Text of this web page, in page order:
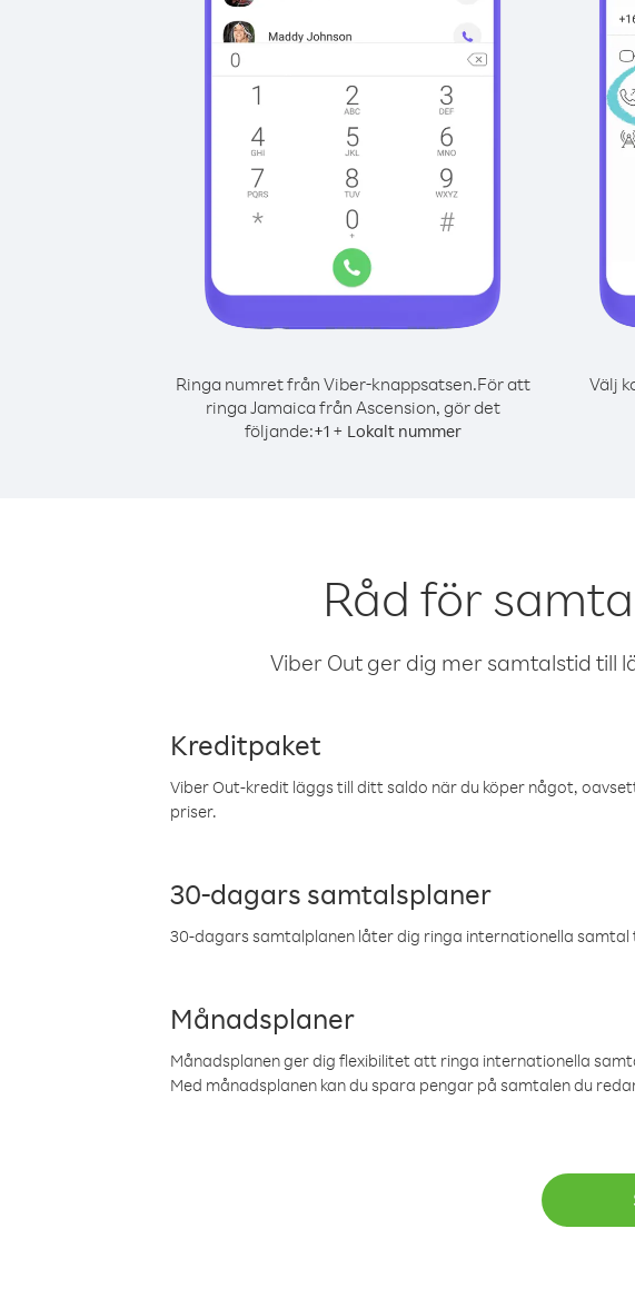
Ringa numret från Viber-knappsatsen.För att
ringa Jamaica från Ascension, gör det
följande:+1+ Lokalt nummer
Välj
Råd för
Viber Out ger dig mer samtalstid till
Kreditpaket
Viber Out-kredit läggs till ditt saldo när du köper något,
priser.
30-dagars samtalsplaner
30-dagars samtalplanen låter dig ringa internationella
Månadsplaner
Månadsplanen ger dig flexibilitet att ringa internationella
Med månadsplanen kan du spara pengar på samtalen du